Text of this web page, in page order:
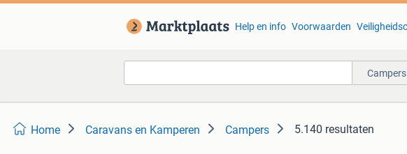
Help en info Voorwaarden
Campers
Home Caravans en Kamperen Campers 5.140 resultaten